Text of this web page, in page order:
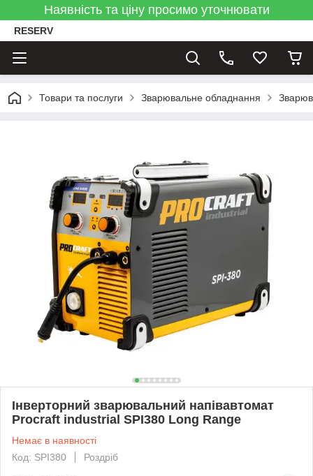
Наявність та ціну просимо уточнювати
RESERV
Товари та послуги Зварювальне обладнання
Інверторний зварювальний напівавтомат
Procraft industrial SPI380 Long Range
Немає в наявності
Код: SPI380
Роздріб